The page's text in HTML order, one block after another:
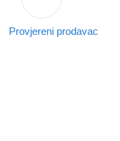
Provjereni prodavac